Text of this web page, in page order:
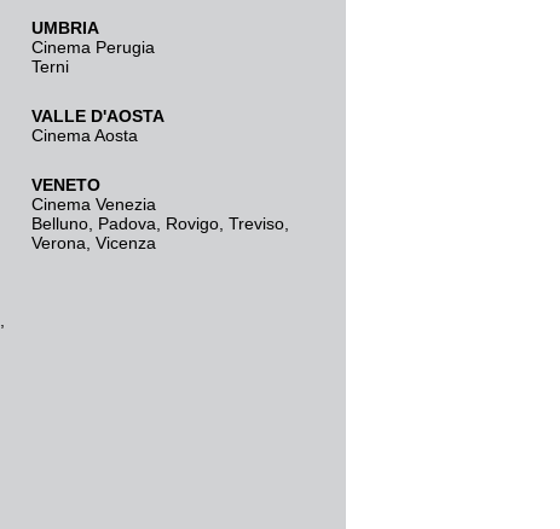
UMBRIA
Cinema Perugia
Terni
VALLE D'AOSTA
Cinema Aosta
VENETO
Cinema Venezia
Belluno Padova Rovigo Treviso
Verona Vicenza